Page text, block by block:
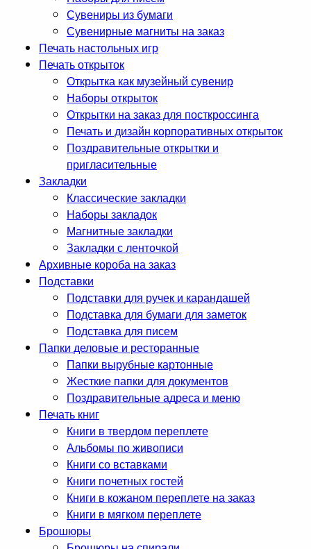
Сувениры из бумаги
Сувенирные магниты на заказ
Печать настольных игр
Печать открыток
Открытка как музейный сувенир
Наборы открыток
Открытки на заказ для посткроссинга
Печать и дизайн корпоративных открыток
Поздравительные открытки и
пригласительные
Закладки
Классические закладки
Наборы закладок
Магнитные закладки
Закладки с ленточкой
Архивные короба на заказ
Подставки
Подставки для ручек и карандашей
Подставка для бумаги для заметок
Подставка для писем
Папки деловые и ресторанные
Папки вырубные картонные
Жесткие папки для документов
Поздравительные адреса и меню
Печать книг
Книги в твердом переплете
Альбомы по живописи
Книги со вставками
Книги почетных гостей
Книги в кожаном переплете на заказ
Книги в мягком переплете
Брошюры